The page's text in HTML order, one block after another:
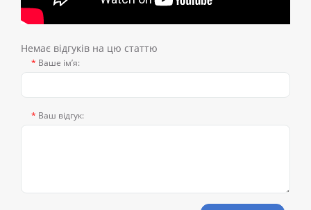
Немає відгуків на цю статтю
Ваше ім’я:
Ваш відгук: